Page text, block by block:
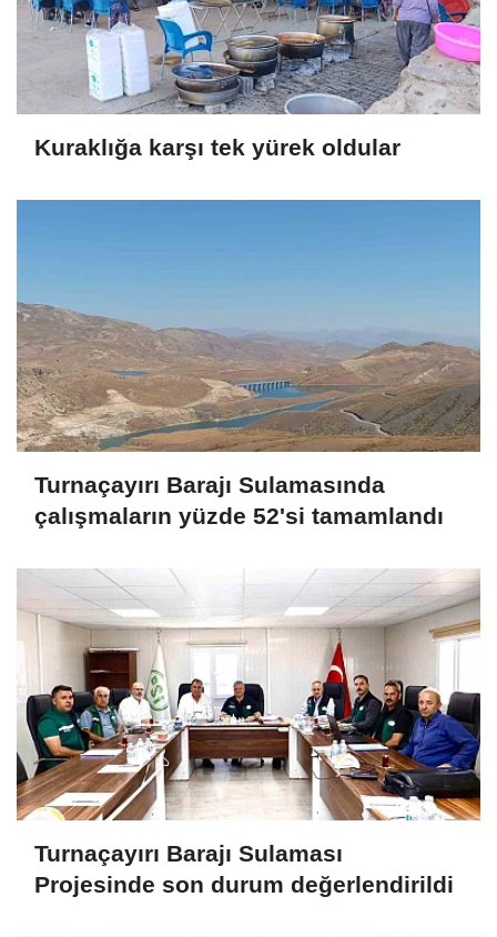
Kuraklığa karşı tek yürek oldular
Turnaçayırı Barajı Sulamasında
çalışmaların yüzde 52'si tamamlandı
Turnaçayırı Barajı Sulaması
Projesinde son durum değerlendirildi